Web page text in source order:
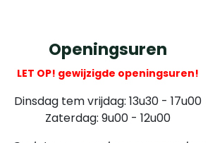
Openingsuren
LET OP! gewijzigde openingsuren!
Dinsdag tem vrijdag: 13u30 - 17u00
Zaterdag: 9u00 - 12u00